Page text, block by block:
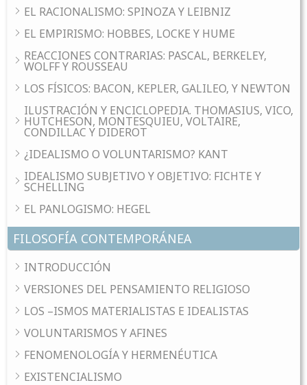
EL RACIONALISMO: SPINOZA Y LEIBNIZ
EL EMPIRISMO: HOBBES, LOCKE Y HUME
REACCIONES CONTRARIAS: PASCAL, BERKELEY,
WOLFF Y ROUSSEAU
LOS FÍSICOS: BACON, KEPLER, GALILEO, Y NEWTON
ILUSTRACIÓN Y ENCICLOPEDIA. THOMASIUS, VICO,
HUTCHESON, MONTESQUIEU, VOLTAIRE,
CONDILLAC Y DIDEROT
¿IDEALISMO O VOLUNTARISMO? KANT
IDEALISMO SUBJETIVO Y OBJETIVO: FICHTE Y
SCHELLING
EL PANLOGISMO: HEGEL
FILOSOFÍA CONTEMPORÁNEA
INTRODUCCIÓN
VERSIONES DEL PENSAMIENTO RELIGIOSO
LOS –ISMOS MATERIALISTAS E IDEALISTAS
VOLUNTARISMOS Y AFINES
FENOMENOLOGÍA Y HERMENÉUTICA
EXISTENCIALISMO